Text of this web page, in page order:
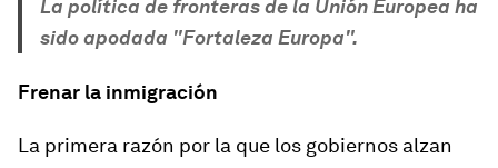
La política de fronteras de la Unión Europea ha
sido apodada "Fortaleza Europa".
Frenar la inmigración
La primera razón por la que los gobiernos alzan